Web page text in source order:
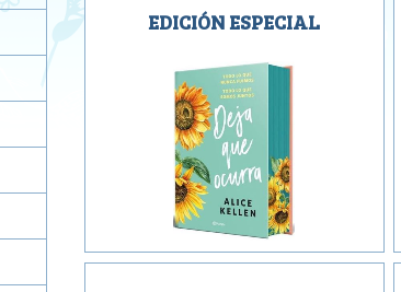
EDICIÓN ESPECIAL